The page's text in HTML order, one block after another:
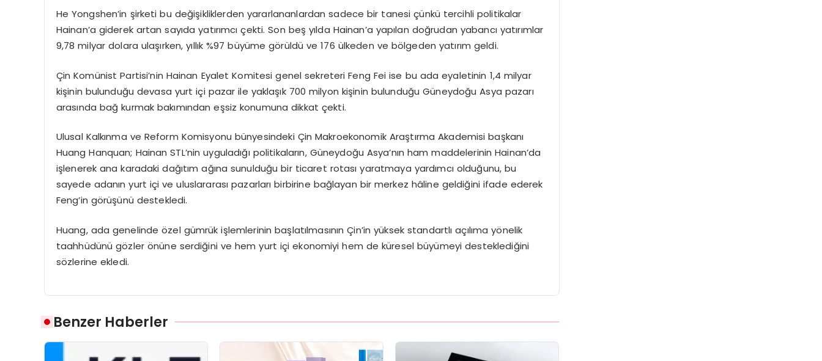
He Yongshen’in şirketi bu değişikliklerden yararlananlardan sadece bir tanesi çünkü tercihli politikalar
Hainan’a giderek artan sayıda yatırımcı çekti. Son beş yılda Hainan’a yapılan doğrudan yabancı yatırımlar
9,78 milyar dolara ulaşırken, yıllık %97 büyüme görüldü ve 176 ülkeden ve bölgeden yatırım geldi.
Çin Komünist Partisi’nin Hainan Eyalet Komitesi genel sekreteri Feng Fei ise bu ada eyaletinin 1,4 milyar
kişinin bulunduğu devasa yurt içi pazar ile yaklaşık 700 milyon kişinin bulunduğu Güneydoğu Asya pazarı
arasında bağ kurmak bakımından eşsiz konumuna dikkat çekti.
Ulusal Kalkınma ve Reform Komisyonu bünyesindeki Çin Makroekonomik Araştırma Akademisi başkanı
Huang Hanquan; Hainan STL’nin uyguladığı politikaların, Güneydoğu Asya’nın ham maddelerinin Hainan’da
işlenerek ana karadaki dağıtım ağına sunulduğu bir ticaret rotası yaratmaya yardımcı olduğunu, bu
sayede adanın yurt içi ve uluslararası pazarları birbirine bağlayan bir merkez hâline geldiğini ifade ederek
Feng’in görüşünü destekledi.
Huang, ada genelinde özel gümrük işlemlerinin başlatılmasının Çin’in yüksek standartlı açılıma yönelik
taahhüdünü gözler önüne serdiğini ve hem yurt içi ekonomiyi hem de küresel büyümeyi desteklediğini
sözlerine ekledi.
Benzer Haberler